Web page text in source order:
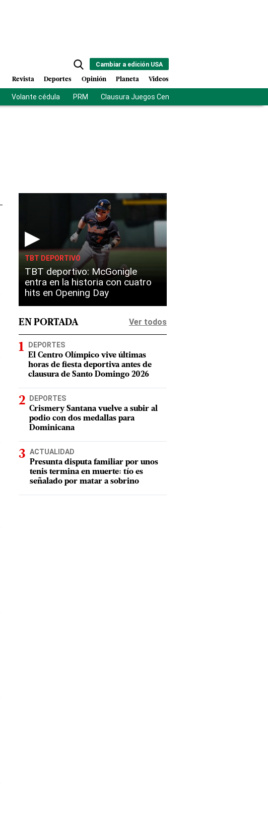
Cambiar a edición USA
Revista Deportes Opinión Planeta Videos
Volante cédula PRM Clausura Juegos Centroamericanos
▶
TBT DEPORTIVO
TBT deportivo: McGonigle
entra en la historia con cuatro
hits en Opening Day
EN PORTADA Ver todos
DEPORTES
El Centro Olímpico vive últimas
horas de fiesta deportiva antes de
clausura de Santo Domingo 2026
DEPORTES
Crismery Santana vuelve a subir al
podio con dos medallas para
Dominicana
ACTUALIDAD
Presunta disputa familiar por unos
tenis termina en muerte: tío es
señalado por matar a sobrino